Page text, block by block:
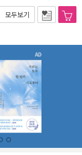
모두보기